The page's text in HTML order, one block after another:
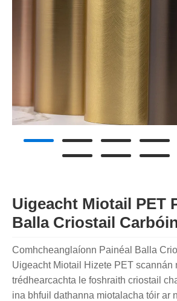
Uigeacht Miotail PET
Balla Criostail
Comhcheanglaíonn Painéal Balla
Uigeacht Miotail Hizete PET scannán
trédhearcachta le foshraith criostail
ina bhfuil dathanna miotalacha tóir ar